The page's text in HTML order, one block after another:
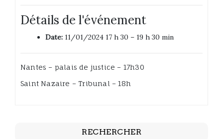
Détails de l'événement
Date: 11/01/2024 17 h 30 – 19 h 30 min
Nantes – palais de justice – 17h30
Saint Nazaire – Tribunal – 18h
RECHERCHER